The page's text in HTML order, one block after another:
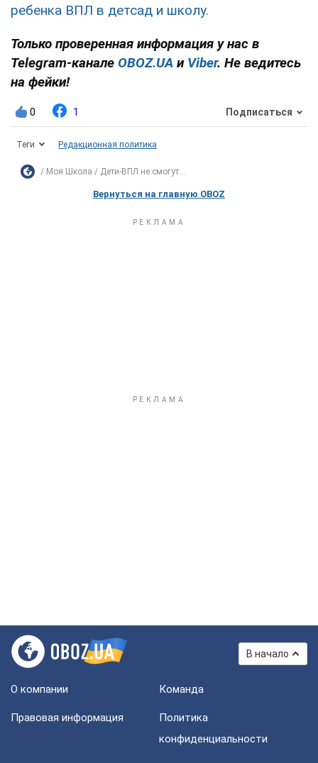
ребенка ВПЛ в детсад и школу.
Только проверенная информация у нас в
Telegram-канале OBOZ.UA и Viber. Не ведитесь
на фейки!
0 1 Подписаться
Теги Редакционная политика
Моя Школа Дети-ВПЛ не смогут...
Вернуться на главную OBOZ
В начало
О компании Команда
Правовая информация
Политика
конфиденциальности